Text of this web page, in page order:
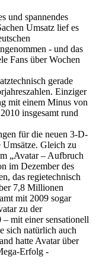
und spannendes
Umsatz lief es
- und das
Fans über Wochen
gerade
Einziger
mit einem Minus von
insgesamt rund
für die neuen 3-D-
Gleich zu
„Avatar – Aufbruch
im Dezember des
das regietechnisch
7,8 Millionen
mit 2009 sogar
zu der
mit einer sensationell
sich natürlich auch
hatte Avatar über
Erfolg -